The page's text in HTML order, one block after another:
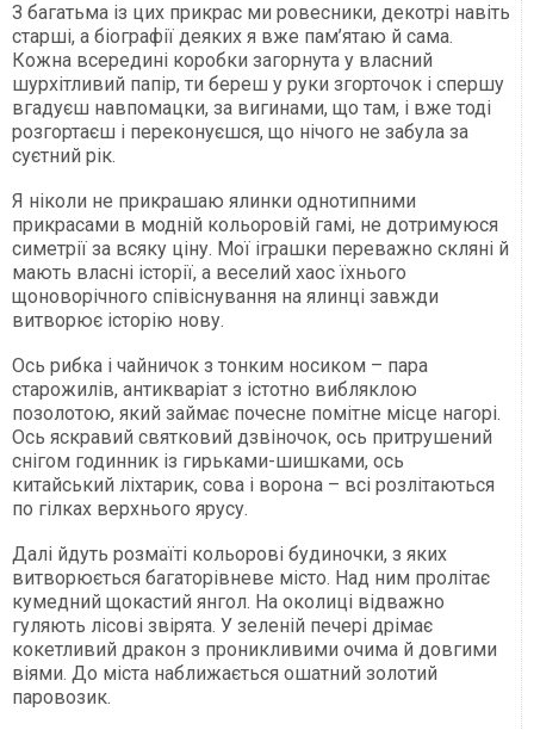
З багатьма із цих прикрас ми ровесники, декотрі навіть
старші, а біографії деяких я вже пам’ятаю й сама.
Кожна всередині коробки загорнута у власний
шурхітливий папір, ти береш у руки згорточок і спершу
вгадуєш навпомацки, за вигинами, що там, і вже тоді
розгортаєш і переконуєшся, що нічого не забула за
суєтний рік.
Я ніколи не прикрашаю ялинки однотипними
прикрасами в модній кольоровій гамі, не дотримуюся
симетрії за всяку ціну. Мої іграшки переважно скляні й
мають власні історії, а веселий хаос їхнього
щоноворічного співіснування на ялинці завжди
витворює історію нову.
Ось рибка і чайничок з тонким носиком – пара
старожилів, антикваріат з істотно вибляклою
позолотою, який займає почесне помітне місце нагорі.
Ось яскравий святковий дзвіночок, ось притрушений
снігом годинник із гирьками-шишками, ось
китайський ліхтарик, сова і ворона – всі розлітаються
по гілках верхнього ярусу.
Далі йдуть розмаїті кольорові будиночки, з яких
витворюється багаторівневе місто. Над ним пролітає
кумедний щокастий янгол. На околиці відважно
гуляють лісові звірята. У зеленій печері дрімає
кокетливий дракон з проникливими очима й довгими
віями. До міста наближається ошатний золотий
паровозик.